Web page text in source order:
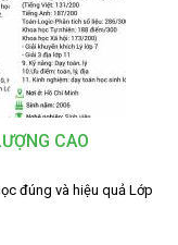
CAO
đúng và hiệu quả Lớp